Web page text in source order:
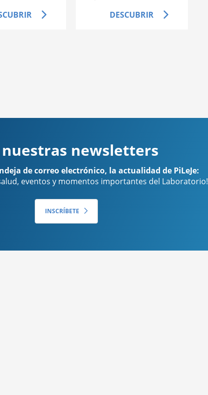
DESCUBRIR
nuestras newsletters
de correo electrónico, la actualidad de PiLeJe:
eventos y momentos importantes del Laboratorio!
INSCRÍBETE